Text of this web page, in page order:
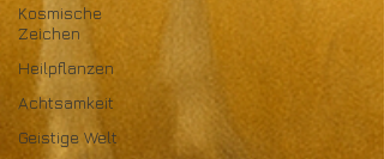
Kosmische
Zeichen
Heilpflanzen
Achtsamkeit
Geistige Welt